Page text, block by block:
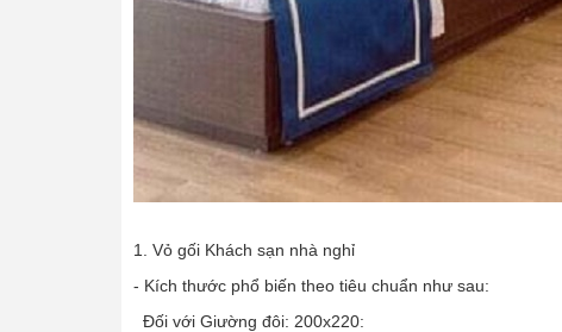
1. Vỏ gối Khách sạn nhà nghỉ
- Kích thước phổ biến theo tiêu chuẩn như sau:
Đối với Giường đôi: 200x220: